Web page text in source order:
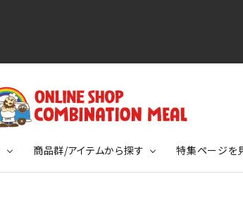
商品群/アイテムから探す 特集ページを